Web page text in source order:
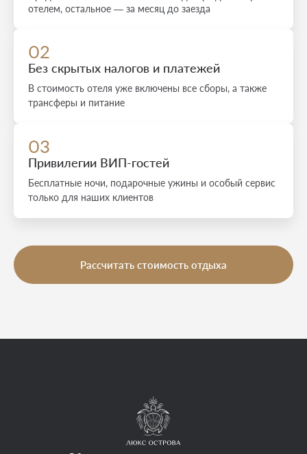
отелем, остальное — за месяц до заезда
02
Без скрытых налогов и платежей
В стоимость отеля уже включены все сборы, а также
трансферы и питание
03
Привилегии ВИП-гостей
Бесплатные ночи, подарочные ужины и особый сервис
только для наших клиентов
Рассчитать стоимость отдыха